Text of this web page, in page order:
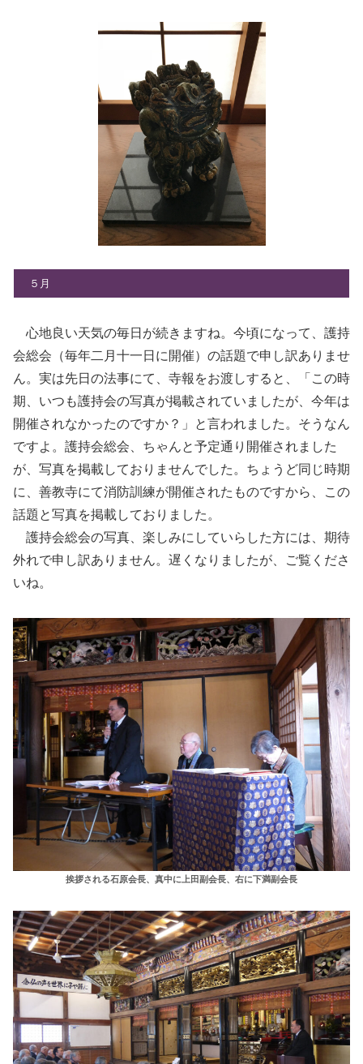
５月
心地良い天気の毎日が続きますね。今頃になって、護持
会総会（毎年二月十一日に開催）の話題で申し訳ありませ
ん。実は先日の法事にて、寺報をお渡しすると、「この時
期、いつも護持会の写真が掲載されていましたが、今年は
開催されなかったのですか？」と言われました。そうなん
ですよ。護持会総会、ちゃんと予定通り開催されました
が、写真を掲載しておりませんでした。ちょうど同じ時期
に、善教寺にて消防訓練が開催されたものですから、この
話題と写真を掲載しておりました。
護持会総会の写真、楽しみにしていらした方には、期待
外れで申し訳ありません。遅くなりましたが、ご覧くださ
いね。
挨拶される石原会長、真中に上田副会長、右に下満副会長